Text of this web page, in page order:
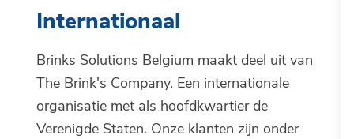
Internationaal
Brinks Solutions Belgium maakt deel uit van
The Brink's Company. Een internationale
organisatie met als hoofdkwartier de
Verenigde Staten. Onze klanten zijn onder